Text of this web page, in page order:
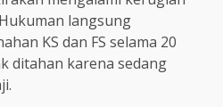
langsung
KS dan FS selama 20
ditahan karena sedang